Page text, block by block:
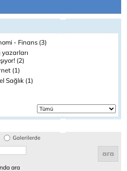
- Finans (3)
yazarları
(2)
(1)
Sağlık (1)
Galerilerde
ara